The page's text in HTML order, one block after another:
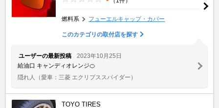
燃料系 フューエルキャップ・カバー
このカテゴリの取付店を探す
ユーザーの最新投稿
2023年10月25日
給油口 キャンディオレンジ🍊
隠れ人
（愛車：三菱 エクリプススパイダー）
TOYO TIRES